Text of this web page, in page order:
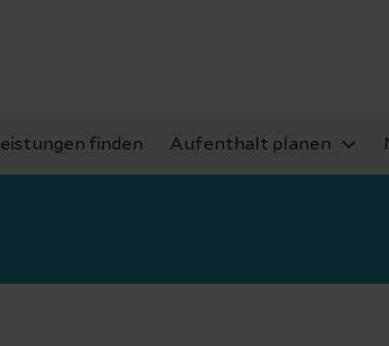
Leistungen finden Aufenthalt planen